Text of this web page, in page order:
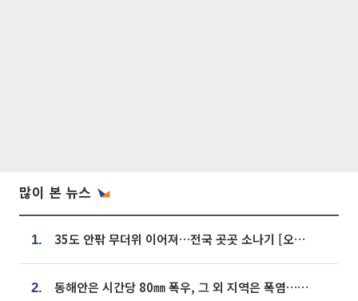
많이 본 뉴스
1. 35도 안팎 무더위 이어져…전국 곳곳 소나기 [오늘 날씨]
2. 동해안은 시간당 80㎜ 폭우, 그 외 지역은 폭염…‘극과 극 날씨’